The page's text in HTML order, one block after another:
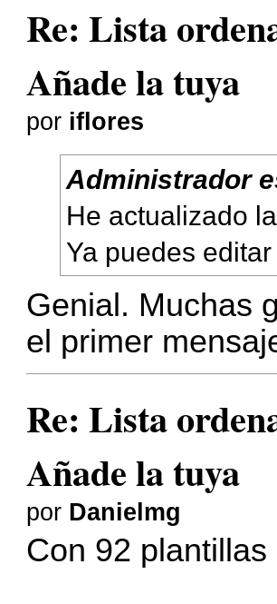
Re: Lista
Añade la tuya
por iflores
Administrador
He actualizado
Ya puedes
Genial. Muchas
el primer
Re: Lista
Añade la tuya
por Danielmg
Con 92